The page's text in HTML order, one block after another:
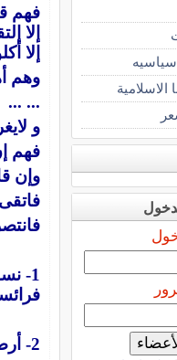
فهم
إلا
إلا
وهم
... ...
و
فهم
وإن
1-
2- أرضهم وإلا حاربتك صخور جبالهم
سياسيه
الاسلامية